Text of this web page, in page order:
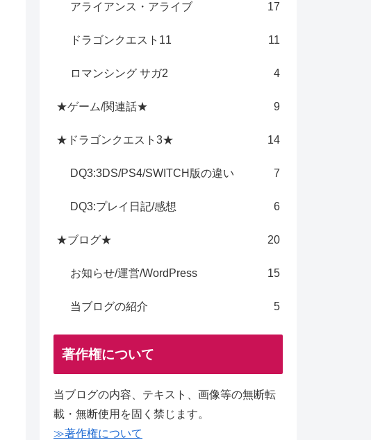
アライアンス・アライブ 17
ドラゴンクエスト11 11
ロマンシング サガ2 4
★ゲーム/関連話★ 9
★ドラゴンクエスト3★ 14
DQ3:3DS/PS4/SWITCH版の違い 7
DQ3:プレイ日記/感想 6
★ブログ★ 20
お知らせ/運営/WordPress 15
当ブログの紹介 5
著作権について
当ブログの内容、テキスト、画像等の無断転
載・無断使用を固く禁じます。
≫著作権について